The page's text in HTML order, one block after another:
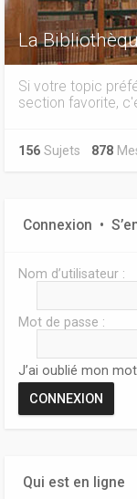
La
Si votre topic
section favorite,
156 Sujets 878
Connexion •
Nom d’utilisateur :
Mot de passe :
J’ai oublié mon
Qui est en ligne